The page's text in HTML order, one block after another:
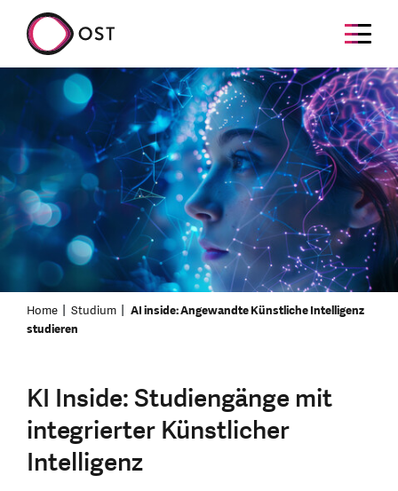
Home Studium
AI inside: Angewandte Künstliche Intelligenz
studieren
KI Inside: Studiengänge mit
integrierter Künstlicher
Intelligenz